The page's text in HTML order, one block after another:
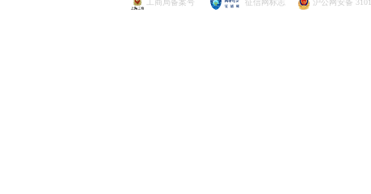
工商局备案号 征信网标志 沪公网安备